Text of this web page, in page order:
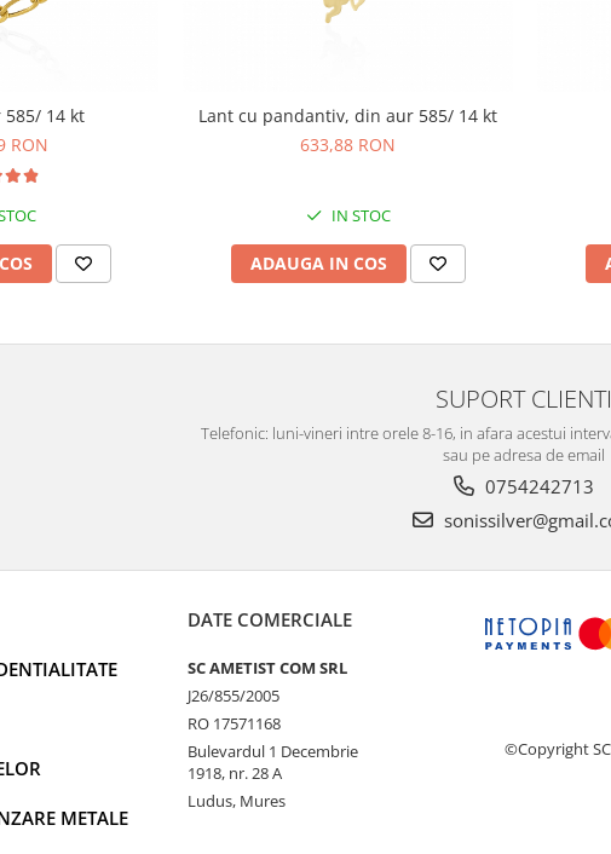
14 kt
RON
Lant cu pandantiv, din aur 585/ 14 kt
633,88 RON
IN STOC
ADAUGA IN COS
SUPORT CLIENTI
Telefonic: luni-vineri intre orele 8-16, in afara acestui
sau pe adresa de email
0754242713
METALE
DATE COMERCIALE
SC AMETIST COM SRL
J26/855/2005
RO 17571168
Bulevardul 1 Decembrie
1918, nr. 28 A
Ludus, Mures
©Copyright SC